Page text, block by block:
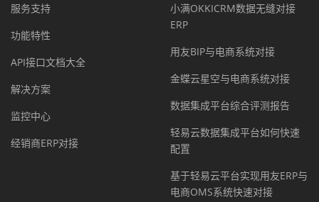
服务支持
功能特性
API接口文档大全
解决方案
监控中心
经销商ERP对接
小满OKKICRM数据无缝对接
ERP
用友BIP与电商系统对接
金蝶云星空与电商系统对接
数据集成平台综合评测报告
轻易云数据集成平台如何快速
配置
基于轻易云平台实现用友ERP与
电商OMS系统快速对接